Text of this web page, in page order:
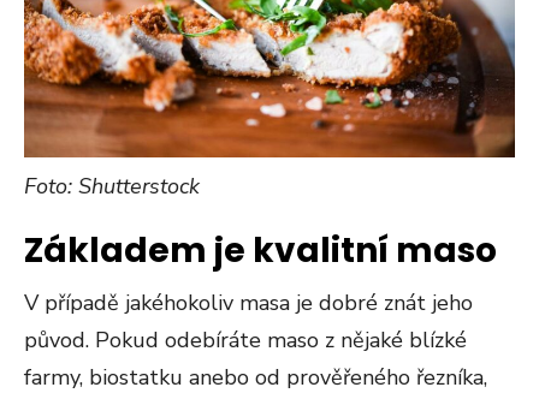
Foto: Shutterstock
Základem je kvalitní maso
V případě jakéhokoliv masa je dobré znát jeho
původ. Pokud odebíráte maso z nějaké blízké
farmy, biostatku anebo od prověřeného řezníka,